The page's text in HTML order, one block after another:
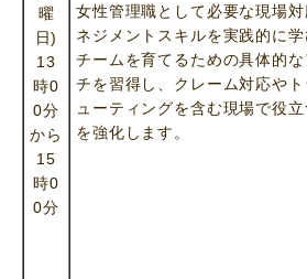
曜
日)
13
時0
0分
から
15
時0
0分
女性管理職として必要な現場対
ネジメントスキルを実践的に学
チームを育てるための具体的な
チを習得し、クレーム対応やト
ューティングを含む現場で役
を強化します。